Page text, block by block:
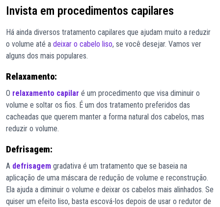
Invista em procedimentos capilares
Há ainda diversos tratamento capilares que ajudam muito a reduzir
o volume até a deixar o cabelo liso, se você desejar. Vamos ver
alguns dos mais populares.
Relaxamento:
O relaxamento capilar é um procedimento que visa diminuir o
volume e soltar os fios. É um dos tratamento preferidos das
cacheadas que querem manter a forma natural dos cabelos, mas
reduzir o volume.
Defrisagem:
A defrisagem gradativa é um tratamento que se baseia na
aplicação de uma máscara de redução de volume e reconstrução.
Ela ajuda a diminuir o volume e deixar os cabelos mais alinhados. Se
quiser um efeito liso, basta escová-los depois de usar o redutor de